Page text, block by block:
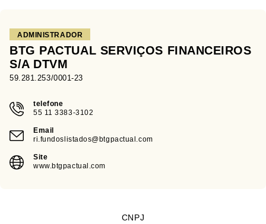
ADMINISTRADOR
BTG PACTUAL SERVIÇOS FINANCEIROS
S/A DTVM
59.281.253/0001-23
telefone
55 11 3383-3102
Email
ri.fundoslistados@btgpactual.com
Site
www.btgpactual.com
CNPJ